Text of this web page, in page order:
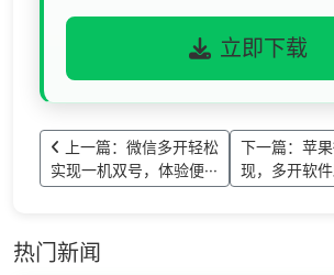
立即下载
上一篇：微信多开轻松
实现一机双号，体验便···
下一篇：苹
现，多开软件
热门新闻